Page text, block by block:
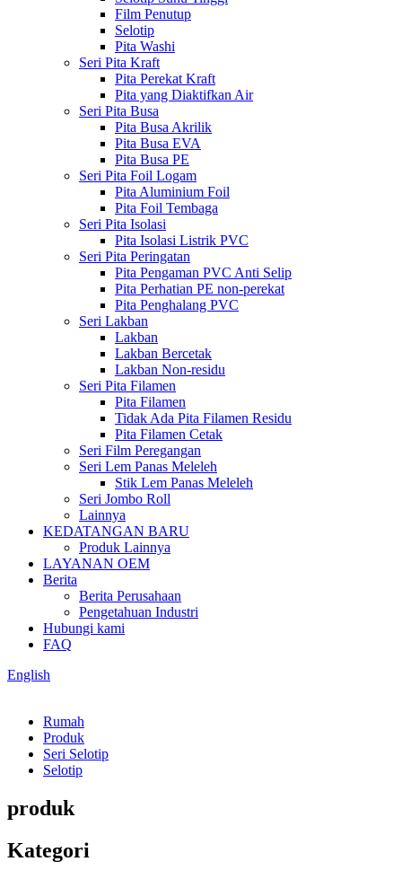
Film Penutup
Selotip
Pita Washi
Seri Pita Kraft
Pita Perekat Kraft
Pita yang Diaktifkan Air
Seri Pita Busa
Pita Busa Akrilik
Pita Busa EVA
Pita Busa PE
Seri Pita Foil Logam
Pita Aluminium Foil
Pita Foil Tembaga
Seri Pita Isolasi
Pita Isolasi Listrik PVC
Seri Pita Peringatan
Pita Pengaman PVC Anti Selip
Pita Perhatian PE non-perekat
Pita Penghalang PVC
Seri Lakban
Lakban
Lakban Bercetak
Lakban Non-residu
Seri Pita Filamen
Pita Filamen
Tidak Ada Pita Filamen Residu
Pita Filamen Cetak
Seri Film Peregangan
Seri Lem Panas Meleleh
Stik Lem Panas Meleleh
Seri Jombo Roll
Lainnya
KEDATANGAN BARU
Produk Lainnya
LAYANAN OEM
Berita
Berita Perusahaan
Pengetahuan Industri
Hubungi kami
FAQ
English
Rumah
Produk
Seri Selotip
Selotip
produk
Kategori